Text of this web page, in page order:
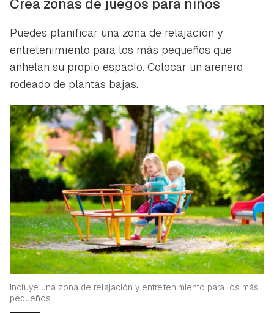
Crea zonas de juegos para niños
Puedes planificar una zona de relajación y
entretenimiento para los más pequeños que
anhelan su propio espacio. Colocar un arenero
rodeado de plantas bajas.
Incluye una zona de relajación y entretenimiento para los más
pequeños.